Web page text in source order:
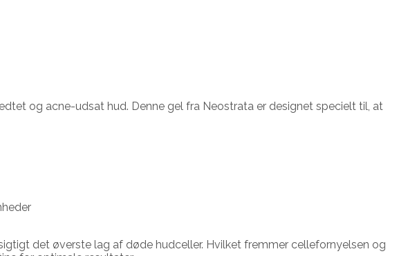
og acne-udsat hud. Denne gel fra Neostrata er designet specielt til, at
det øverste lag af døde hudceller. Hvilket fremmer cellefornyelsen og